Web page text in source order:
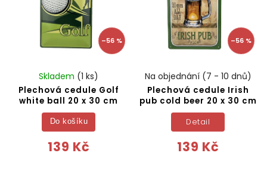
–56 %
Plechová cedule Golf
white ball 20 x 30 cm
Skladem (1 ks)
139 Kč
Do košíku
–56 %
Plechová cedule Irish
pub cold beer 20 x 30 cm
Na objednání (7 - 10 dnů)
139 Kč
Detail